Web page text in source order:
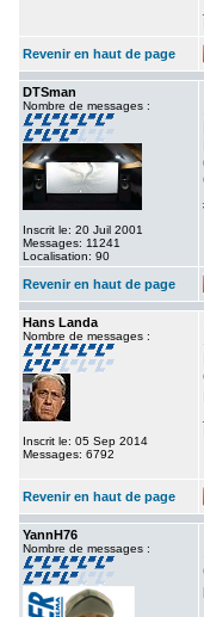
Revenir en haut de page
DTSman
Nombre de messages :
Inscrit le: 20 Juil 2001
Messages: 11241
Localisation: 90
Revenir en haut de page
Hans Landa
Nombre de messages :
Inscrit le: 05 Sep 2014
Messages: 6792
Revenir en haut de page
YannH76
Nombre de messages :